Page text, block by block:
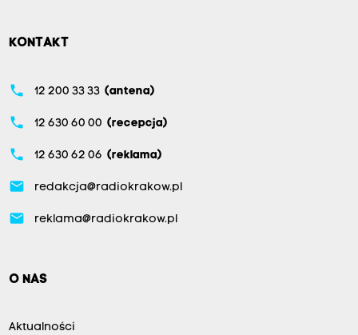
KONTAKT
phone 12 200 33 33 (antena)
phone 12 630 60 00 (recepcja)
phone 12 630 62 06 (reklama)
email redakcja@radiokrakow.pl
email reklama@radiokrakow.pl
O NAS
Aktualności